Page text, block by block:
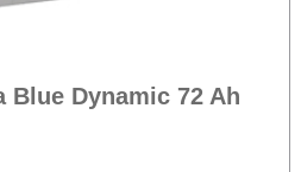
Blue Dynamic 72 Ah